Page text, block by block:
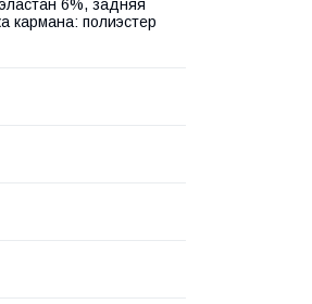
6%, задняя
кармана: полиэстер